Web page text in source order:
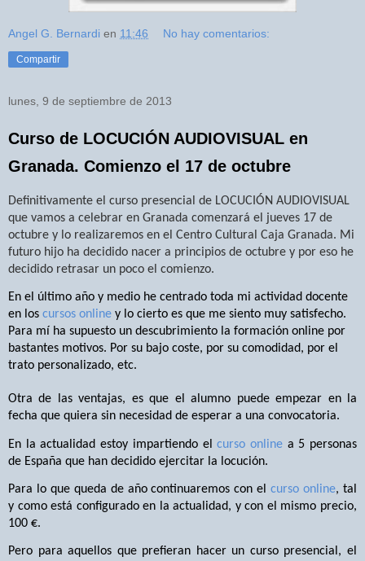
Angel G. Bernardi en 11:46 No hay comentarios:
Compartir
lunes, 9 de septiembre de 2013
Curso de LOCUCIÓN AUDIOVISUAL en
Granada. Comienzo el 17 de octubre
Definitivamente el curso presencial de LOCUCIÓN AUDIOVISUAL
que vamos a celebrar en Granada comenzará el jueves 17 de
octubre y lo realizaremos en el Centro Cultural Caja Granada. Mi
futuro hijo ha decidido nacer a principios de octubre y por eso he
decidido retrasar un poco el comienzo.
En el último año y medio he centrado toda mi actividad docente
en los cursos online y lo cierto es que me siento muy satisfecho.
Para mí ha supuesto un descubrimiento la formación online por
bastantes motivos. Por su bajo coste, por su comodidad, por el
trato personalizado, etc.
Otra de las ventajas, es que el alumno puede empezar en la
fecha que quiera sin necesidad de esperar a una convocatoria.
En la actualidad estoy impartiendo elcurso onlinea 5 personas
de España que han decidido ejercitar la locución.
Para lo que queda de año continuaremos con elcurso online, tal
y como está configurado en la actualidad, y con el mismo precio,
100 €.
Pero para aquellos que prefieran hacer un curso presencial, el